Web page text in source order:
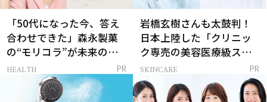
「50代になった今、答え
合わせできた」森永製菓
の“モリコラ”が未来のキ
レイを連れてくる！
HEALTH PR
岩橋玄樹さんも太鼓判！
日本上陸した「クリニッ
ク専売の美容医療級スキ
ンケア」
SKINCARE PR